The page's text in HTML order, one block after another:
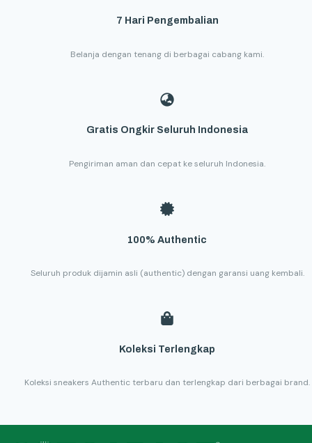
7 Hari Pengembalian
Belanja dengan tenang di berbagai cabang kami.
Gratis Ongkir Seluruh Indonesia
Pengiriman aman dan cepat ke seluruh Indonesia.
100% Authentic
Seluruh produk dijamin asli (authentic) dengan garansi uang kembali.
Koleksi Terlengkap
Koleksi sneakers Authentic terbaru dan terlengkap dari berbagai brand.